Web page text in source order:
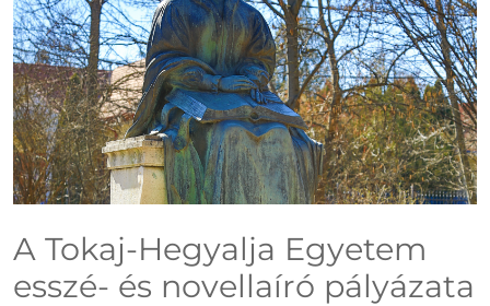
A Tokaj-Hegyalja Egyetem
esszé- és novellaíró pályázata